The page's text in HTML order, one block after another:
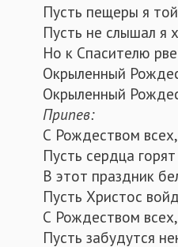
Пусть пещеры я
Пусть не слышал я
Но к Спасителю
Окрыленный
Окрыленный
Припев:
С Рождеством
Пусть сердца
В этот праздник
Пусть Христос
С Рождеством
Пусть забудутся